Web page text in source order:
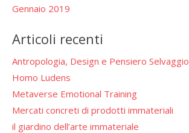
Gennaio 2019
Articoli recenti
Antropologia, Design e Pensiero Selvaggio
Homo Ludens
Metaverse Emotional Training
Mercati concreti di prodotti immateriali
il giardino dell’arte immateriale